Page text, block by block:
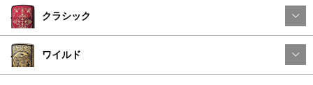
クラシック
ワイルド